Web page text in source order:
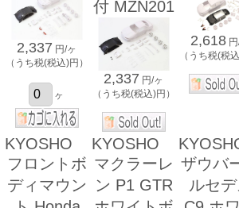
2,337 円/ヶ
（うち税(税込)円）
ヶ
付 MZN201
2,337 円/ヶ
（うち税(税込)円）
2,618
（うち税(税
KYOSHO
フロントボ
ディマウン
KYOSHO
マクラーレ
ン P1 GTR
ザウバ
ルセデ